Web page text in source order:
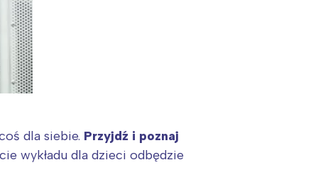
dla siebie. Przyjdź i poznaj
wykładu dla dzieci odbędzie